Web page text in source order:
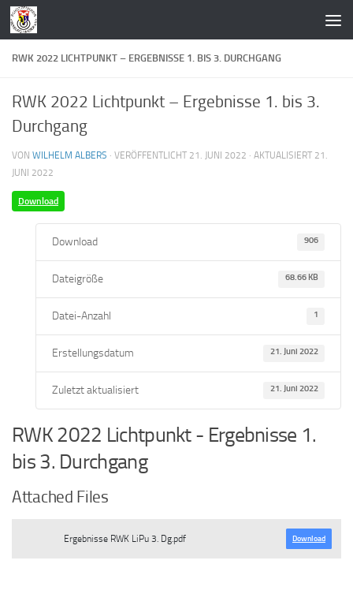
Zum Inhalt springen
RWK 2022 LICHTPUNKT – ERGEBNISSE 1. BIS 3. DURCHGANG
RWK 2022 Lichtpunkt – Ergebnisse 1. bis 3.
Durchgang
VON WILHELM ALBERS · VERÖFFENTLICHT 21. JUNI 2022 · AKTUALISIERT 21.
JUNI 2022
Download
Download 906
Dateigröße 68.66 KB
Datei-Anzahl 1
Erstellungsdatum 21. Juni 2022
Zuletzt aktualisiert 21. Juni 2022
RWK 2022 Lichtpunkt - Ergebnisse 1.
bis 3. Durchgang
Attached Files
Ergebnisse RWK LiPu 3. Dg.pdf Download